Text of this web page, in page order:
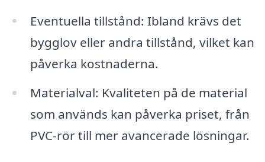
Eventuella tillstånd: Ibland krävs det
bygglov eller andra tillstånd, vilket kan
påverka kostnaderna.
Materialval: Kvaliteten på de material
som används kan påverka priset, från
PVC-rör till mer avancerade lösningar.